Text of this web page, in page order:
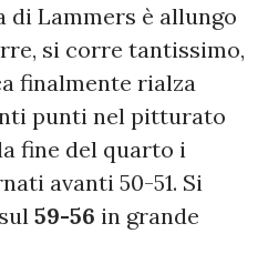
di Lammers è allungo
si corre tantissimo,
finalmente rialza
punti nel pitturato
fine del quarto i
avanti 50-51. Si
59-56 in grande